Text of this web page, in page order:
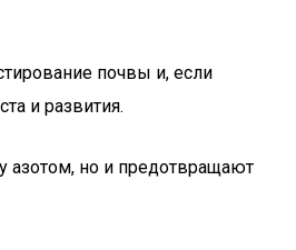
почвы и, если
и развития.
азотом, но и предотвращают